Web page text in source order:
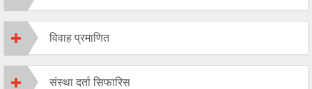
विवाह प्रमाणित
संस्था दर्ता सिफारिस